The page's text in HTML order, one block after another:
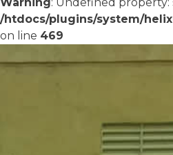
/htdocs/plugins/system/
on line 469